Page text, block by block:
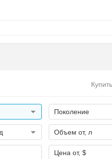
Поколение
Объем от, л
Цена от, $